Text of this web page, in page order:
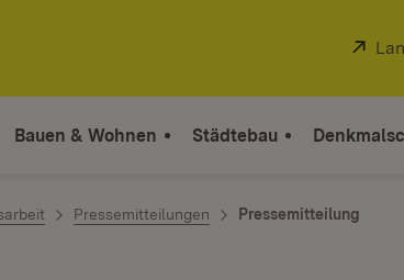
Bauen & Wohnen Städtebau
Pressemitteilungen Pressemitteilung